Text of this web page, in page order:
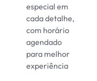
especial em
cada detalhe,
com horário
agendado
para melhor
experiência